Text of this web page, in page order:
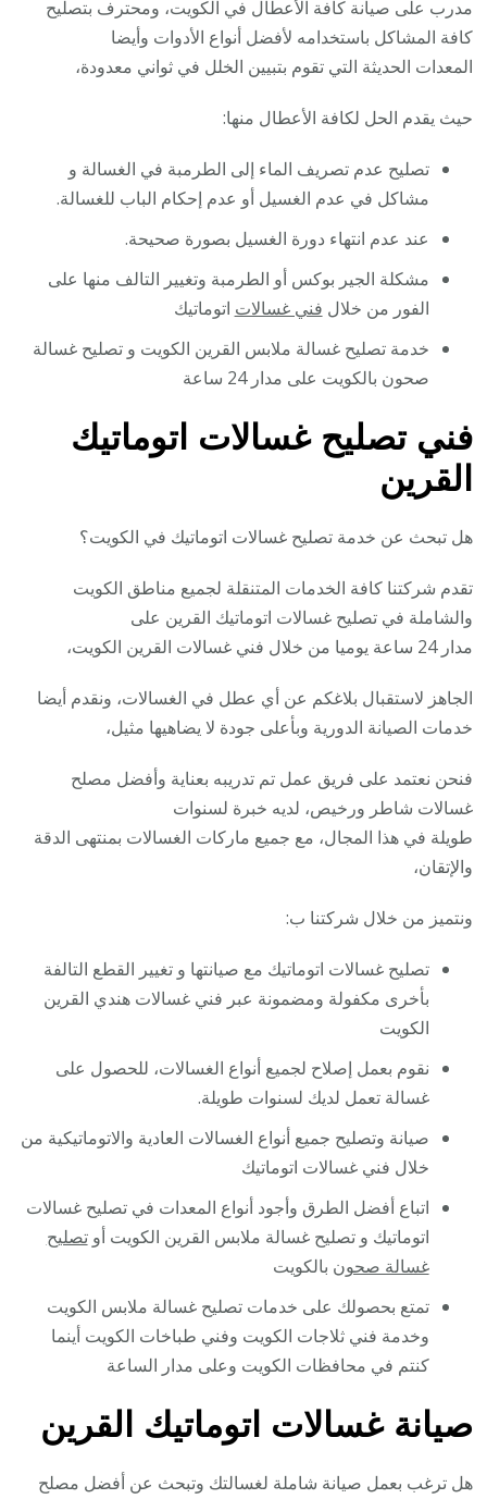
مدرب على صيانة كافة الأعطال في الكويت، ومحترف بتصليح
كافة المشاكل باستخدامه لأفضل أنواع الأدوات وأيضا
المعدات الحديثة التي تقوم بتبيين الخلل في ثواني معدودة،
حيث يقدم الحل لكافة الأعطال منها:
تصليح عدم تصريف الماء إلى الطرمبة في الغسالة و
مشاكل في عدم الغسيل أو عدم إحكام الباب للغسالة.
عند عدم انتهاء دورة الغسيل بصورة صحيحة.
مشكلة الجير بوكس أو الطرمبة وتغيير التالف منها على
الفور من خلال فني غسالات اتوماتيك
خدمة تصليح غسالة ملابس القرين الكويت و تصليح غسالة
صحون بالكويت على مدار 24 ساعة
فني تصليح غسالات اتوماتيك
القرين
هل تبحث عن خدمة تصليح غسالات اتوماتيك في الكويت؟
تقدم شركتنا كافة الخدمات المتنقلة لجميع مناطق الكويت
والشاملة في تصليح غسالات اتوماتيك القرين على
مدار 24 ساعة يوميا من خلال فني غسالات القرين الكويت،
الجاهز لاستقبال بلاغكم عن أي عطل في الغسالات، ونقدم أيضا
خدمات الصيانة الدورية وبأعلى جودة لا يضاهيها مثيل،
فنحن نعتمد على فريق عمل تم تدريبه بعناية وأفضل مصلح
غسالات شاطر ورخيص، لديه خبرة لسنوات
طويلة في هذا المجال، مع جميع ماركات الغسالات بمنتهى الدقة
والإتقان،
ونتميز من خلال شركتنا ب:
تصليح غسالات اتوماتيك مع صيانتها و تغيير القطع التالفة
بأخرى مكفولة ومضمونة عبر فني غسالات هندي القرين
الكويت
نقوم بعمل إصلاح لجميع أنواع الغسالات، للحصول على
غسالة تعمل لديك لسنوات طويلة.
صيانة وتصليح جميع أنواع الغسالات العادية والاتوماتيكية من
خلال فني غسالات اتوماتيك
اتباع أفضل الطرق وأجود أنواع المعدات في تصليح غسالات
اتوماتيك و تصليح غسالة ملابس القرين الكويت أوتصليح
غسالة صحون بالكويت
تمتع بحصولك على خدمات تصليح غسالة ملابس الكويت
وخدمة فني ثلاجات الكويت وفني طباخات الكويت أينما
كنتم في محافظات الكويت وعلى مدار الساعة
صيانة غسالات اتوماتيك القرين
هل ترغب بعمل صيانة شاملة لغسالتك وتبحث عن أفضل مصلح